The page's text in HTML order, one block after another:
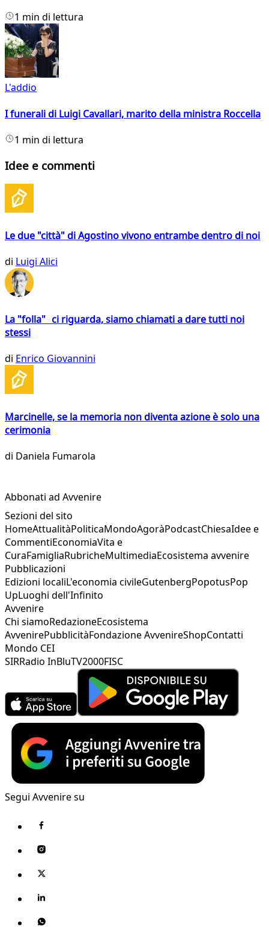
1 min di lettura
L'addio
I funerali di Luigi Cavallari, marito della ministra Roccella
1 min di lettura
Idee e commenti
Le due "città" di Agostino vivono entrambe dentro di noi
di Luigi Alici
La "folla" ci riguarda, siamo chiamati a dare tutti noi
stessi
di Enrico Giovannini
Marcinelle, se la memoria non diventa azione è solo una
cerimonia
di Daniela Fumarola
Abbonati ad Avvenire
Sezioni del sito
HomeAttualitàPoliticaMondoAgoràPodcastChiesaIdee e
CommentiEconomiaVita e
CuraFamigliaRubricheMultimediaEcosistema avvenire
Pubblicazioni
Edizioni localiL'economia civileGutenbergPopotusPop
UpLuoghi dell'Infinito
Avvenire
Chi siamoRedazioneEcosistema
AvvenirePubblicitàFondazione AvvenireShopContatti
Mondo CEI
SIRRadio InBluTV2000FISC
Segui Avvenire su